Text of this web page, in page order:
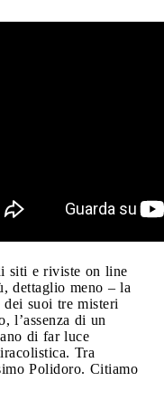
siti e riviste on line
dettaglio meno – la
dei suoi tre misteri
l’assenza di un
di far luce
Tra
Polidoro. Citiamo